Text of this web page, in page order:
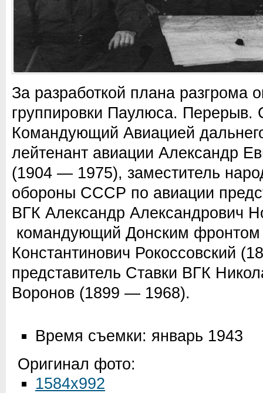
За разработкой плана разгрома
группировки Паулюса. Перерыв.
Командующий Авиацией
лейтенант авиации Александр
(1904 — 1975), заместитель
обороны СССР по авиации
ВГК Александр Александрович
командующий Донским фронтом
Константинович Рокоссовский
представитель Ставки ВГК
Воронов (1899 — 1968).
Время съемки: январь 1943
Оригинал фото:
1584x992